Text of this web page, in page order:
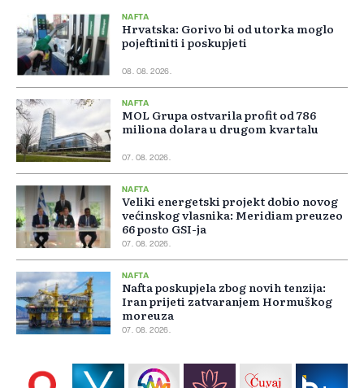
NAFTA
Hrvatska: Gorivo bi od utorka moglo
pojeftiniti i poskupjeti
08. 08. 2026.
NAFTA
MOL Grupa ostvarila profit od 786
miliona dolara u drugom kvartalu
07. 08. 2026.
NAFTA
Veliki energetski projekt dobio novog
većinskog vlasnika: Meridiam preuzeo
66 posto GSI-ja
07. 08. 2026.
NAFTA
Nafta poskupjela zbog novih tenzija:
Iran prijeti zatvaranjem Hormuškog
moreuza
07. 08. 2026.